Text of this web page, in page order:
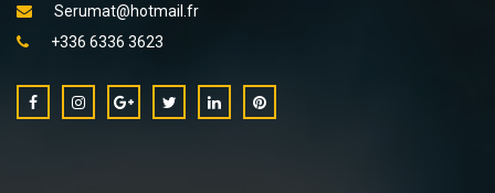
Serumat@hotmail.fr
+336 6336 3623